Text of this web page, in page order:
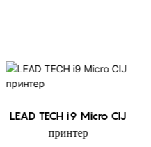
LEAD TECH i9 Micro CIJ
принтер